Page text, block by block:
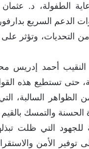
الطفولة، د.
الدعم السريع
وتؤثر على
النقيب أحمد
حتى تستطيع هذه
الظواهر السالبة،
والتمسك بالقيم
التي ظلت
توفير الأمن